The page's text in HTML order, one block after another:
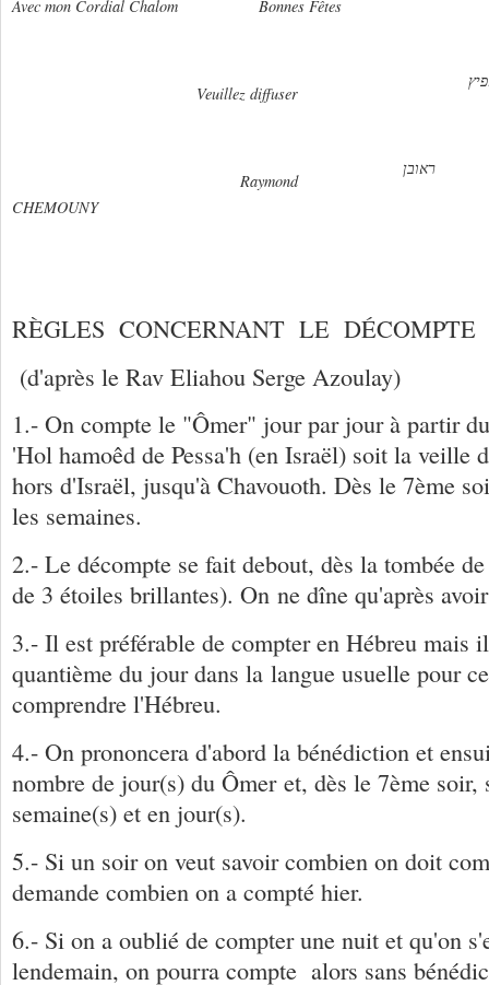
Avec mon Cordial Chalom Bonnes Fêtes
Veuillez diffuser
Raymond
CHEMOUNY
RÈGLES CONCERNANT LE
(d'après le Rav Eliahou Serge Azoulay)
1.- On compte le "Ômer" jour par jour à partir
'Hol hamoêd de Pessa'h (en Israël) soit la veille
hors d'Israël, jusqu'à Chavouoth. Dès le 7ème
les semaines.
2.- Le décompte se fait debout, dès la tombée
de 3 étoiles brillantes). On ne dîne qu'après
3.- Il est préférable de compter en Hébreu mais
quantième du jour dans la langue usuelle pour
comprendre l'Hébreu.
4.- On prononcera d'abord la bénédiction et
nombre de jour(s) du Ômer et, dès le 7ème soir,
semaine(s) et en jour(s).
5.- Si un soir on veut savoir combien on doit
demande combien on a compté hier.
6.- Si on a oublié de compter une nuit et qu'on
lendemain, on pourra compte alors sans